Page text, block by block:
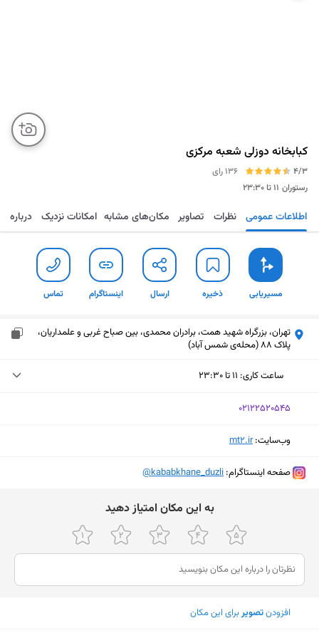
کبابخانه دوزلی شعبه مرکزی
4/3
136 رای
رستوران ۱۱ تا ۲۳:۳۰
مسیریابی ذخیره ارسال اینستاگرام اطلاعات عمومی نظرات تصاویر مکان‌های مشابه امکانات نزدیک درباره
مسیریابی ذخیره ارسال اینستاگرام تماس
تهران، بزرگراه شهید همت، برادران محمدی، بین صباح غربی و علمداریان،
پلاک 88 (محله‌ی شمس آباد)
ساعت کاری: ۱۱ تا ۲۳:۳۰
چهارشنبه (امروز)
دوشنبه
۱۱ تا ۲۳:۳۰
سه‌شنبه
‎02122520545
وب‌سایت:‎mt2.ir
صفحه اینستاگرام: ‎@kababkhane_duzli
ﺑﻪ اﯾﻦ ﻣﮑﺎن اﻣﺘﯿﺎز دﻫﯿﺪ
افزودنتصویربرای این مکان